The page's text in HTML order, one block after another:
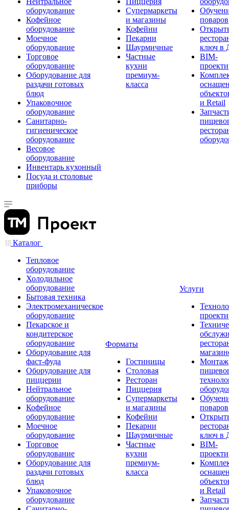
оборудование
Кофейное
оборудование
Моечное
оборудование
Торговое
оборудование
Оборудование для
раздачи готовых
блюд
Упаковочное
оборудование
Санитарно-
гигиеническое
оборудование
Весовое
оборудование
Инвентарь кухонный
Посуда и столовые
приборы
Супермаркеты
и магазины
Кофейни
Пекарни
Шаурмичные
Частные
кухни
премиум-
класса
поваров
ключ в
BIM-
и Retail
Каталог
Тепловое
оборудование
Холодильное
оборудование
Бытовая техника
Электромеханическое
оборудование
Пекарское и
кондитерское
оборудование
Оборудование для
фаст-фуда
Оборудование для
пиццерии
Нейтральное
оборудование
Кофейное
оборудование
Моечное
оборудование
Торговое
оборудование
Оборудование для
раздачи готовых
блюд
Упаковочное
оборудование
Форматы
Гостиницы
Столовая
Ресторан
Пиццерия
Супермаркеты
и магазины
Кофейни
Пекарни
Шаурмичные
Частные
кухни
премиум-
класса
Услуги
Монтаж
поваров
ключ в
BIM-
и Retail